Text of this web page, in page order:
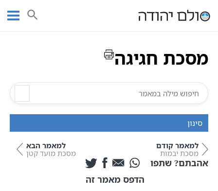
עמוד ראשי אוצר הכתבים
שישה סדרי משנה | אוצר הכתבים
מסכת חגיגה
סינון
למאמר קודם
מסכת יבמות
למאמר הבא
מסכת מועד קטן
אהבתם? שתפו
הדפס מאמר זה